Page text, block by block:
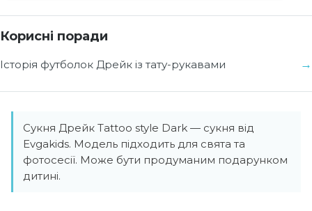
Корисні поради
Історія футболок Дрейк із тату-рукавами
Сукня Дрейк Tattoo style Dark — сукня від
Evgakids. Модель підходить для свята та
фотосесії. Може бути продуманим подарунком
дитині.